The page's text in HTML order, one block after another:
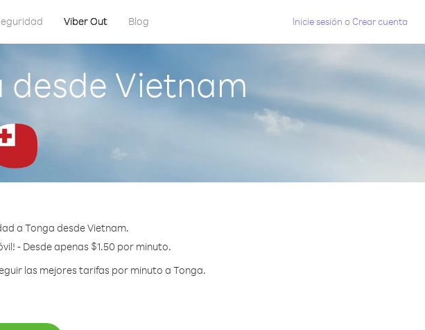
Viber Out Blog Inicie sesión oCrear cuenta
desde Vietnam
a Tonga desde Vietnam.
- Desde apenas $1.50 por minuto.
las mejores tarifas por minuto a Tonga.